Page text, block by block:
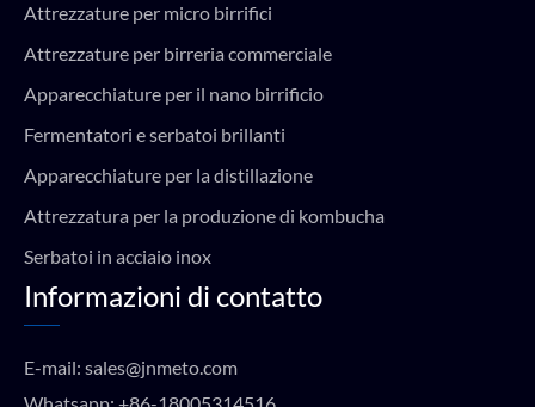
Attrezzature per micro birrifici
Attrezzature per birreria commerciale
Apparecchiature per il nano birrificio
Fermentatori e serbatoi brillanti
Apparecchiature per la distillazione
Attrezzatura per la produzione di kombucha
Serbatoi in acciaio inox
Informazioni di contatto
E-mail: sales@jnmeto.com